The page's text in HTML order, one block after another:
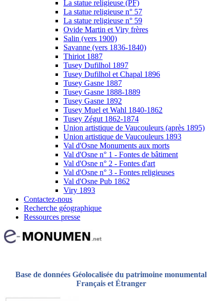
La statue religieuse (PF)
La statue religieuse n° 57
La statue religieuse n° 59
Ovide Martin et Viry frères
Salin (vers 1900)
Savanne (vers 1836-1840)
Thiriot 1887
Tusey Dufilhol 1897
Tusey Dufilhol et Chapal 1896
Tusey Gasne 1887
Tusey Gasne 1888-1889
Tusey Gasne 1892
Tusey Muel et Wahl 1840-1862
Tusey Zégut 1862-1874
Union artistique de Vaucouleurs (après 1895)
Union artistique de Vaucouleurs 1893
Val d'Osne Monuments aux morts
Val d'Osne n° 1 - Fontes de bâtiment
Val d'Osne n° 2 - Fontes d'art
Val d'Osne n° 3 - Fontes religieuses
Val d'Osne Pub 1862
Viry 1893
Contactez-nous
Recherche géographique
Ressources presse
Base de données Géolocalisée du patrimoine monumental
Français et Étranger